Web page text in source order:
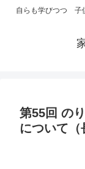
自らも学びつつ 子
第55回 の
について（